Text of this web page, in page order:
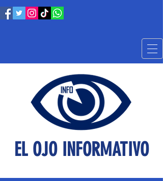
EL OJO INFORMATIVO